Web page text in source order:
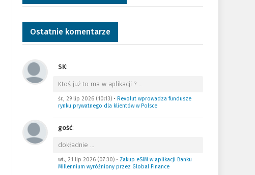
Ostatnie komentarze
SK:
Ktoś już to ma w aplikacji ? …
śr., 29 lip 2026 (10:13)• Revolut wprowadza fundusze
rynku prywatnego dla klientów w Polsce
gość:
dokładnie …
wt., 21 lip 2026 (07:30)• Zakup eSIM w aplikacji Banku
Millennium wyróżniony przez Global Finance